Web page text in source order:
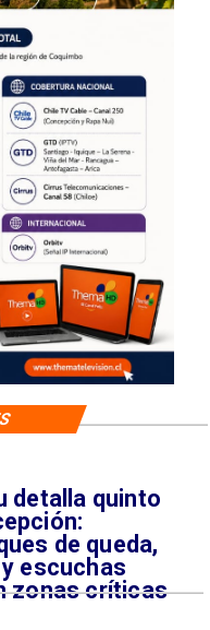
detalla quinto
de queda,
escuchas
zonas críticas